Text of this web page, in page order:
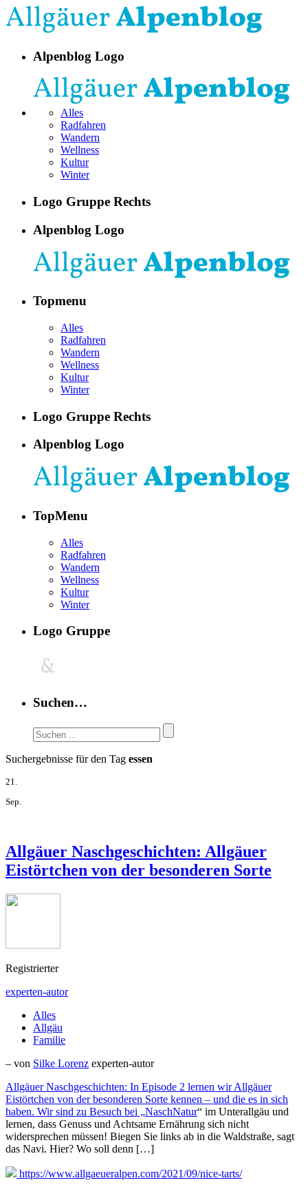
Alpenblog Logo
Alles
Radfahren
Wandern
Wellness
Kultur
Winter
Logo Gruppe Rechts
Alpenblog Logo
Topmenu
Alles
Radfahren
Wandern
Wellness
Kultur
Winter
Logo Gruppe Rechts
Alpenblog Logo
TopMenu
Alles
Radfahren
Wandern
Wellness
Kultur
Winter
Logo Gruppe
Suchen…
Suchergebnisse für den Tag essen
21.
Sep.
Allgäuer Naschgeschichten: Allgäuer
Eistörtchen von der besonderen Sorte
Registrierter
experten-autor
Alles
Allgäu
Familie
– von Silke Lorenz experten-autor
Allgäuer Naschgeschichten: In Episode 2 lernen wir Allgäuer
Eistörtchen von der besonderen Sorte kennen – und die es in sich
haben. Wir sind zu Besuch bei „NaschNatur“ im Unterallgäu und
lernen, dass Genuss und Achtsame Ernährung sich nicht
widersprechen müssen! Biegen Sie links ab in die Waldstraße, sagt
das Navi. Hier? Wo soll denn […]
https://www.allgaeueralpen.com/2021/09/nice-tarts/